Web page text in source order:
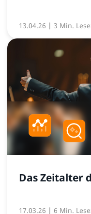
13.04.26 | 3 Min.
Das Zeitalter
17.03.26 | 6 Min.